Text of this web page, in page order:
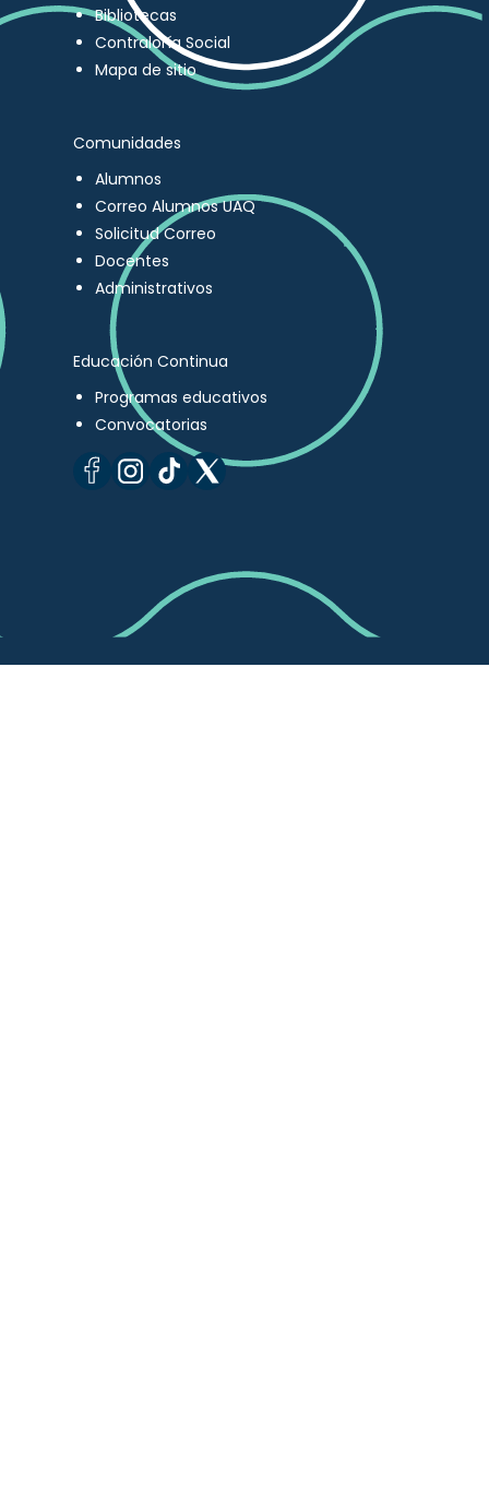
Bibliotecas
Contraloría Social
Mapa de sitio
Comunidades
Alumnos
Correo Alumnos UAQ
Solicitud Correo
Docentes
Administrativos
Educación Continua
Programas educativos
Convocatorias